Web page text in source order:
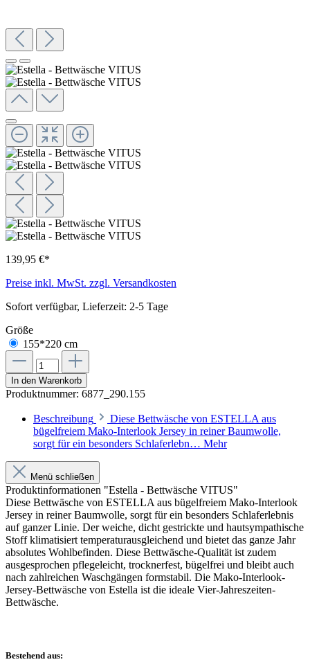
139,95 €*
Preise inkl. MwSt. zzgl. Versandkosten
Sofort verfügbar, Lieferzeit: 2-5 Tage
Größe
155*220 cm
In den Warenkorb
Produktnummer: 6877_290.155
Beschreibung
Diese Bettwäsche von ESTELLA aus
bügelfreiem Mako-Interlook Jersey in reiner Baumwolle,
sorgt für ein besonders Schlaferlebn… Mehr
Menü schließen
Produktinformationen "Estella - Bettwäsche VITUS"
Diese Bettwäsche von ESTELLA aus bügelfreiem Mako-Interlook
Jersey in reiner Baumwolle, sorgt für ein besonders Schlaferlebnis
auf ganzer Linie. Der weiche, dicht gestrickte und hautsympathische
Stoff klimatisiert temperaturausgleichend und bietet das ganze Jahr
absolutes Wohlbefinden. Diese Bettwäsche-Qualität ist zudem
ausgesprochen pflegeleicht, trocknerfest, bügelfrei und bleibt auch
nach zahlreichen Waschgängen formstabil. Die Mako-Interlook-
Jersey-Bettwäsche von Estella ist die ideale Vier-Jahreszeiten-
Bettwäsche.
Bestehend aus: